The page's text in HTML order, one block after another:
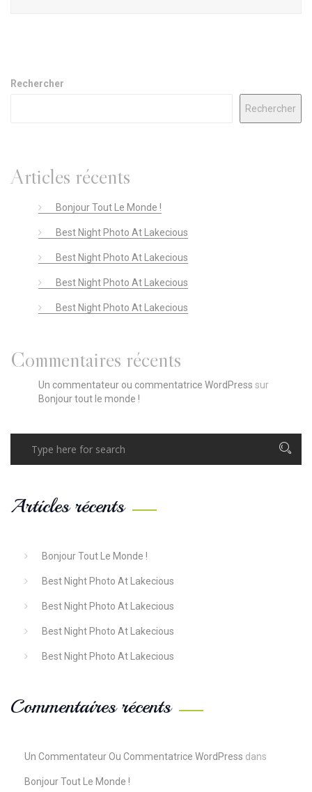
Rechercher
Rechercher
Articles récents
Bonjour Tout Le Monde !
Best Night Photo At Lakecious
Best Night Photo At Lakecious
Best Night Photo At Lakecious
Best Night Photo At Lakecious
Commentaires récents
Un commentateur ou commentatrice WordPress sur
Bonjour tout le monde !
Articles récents
Bonjour Tout Le Monde !
Best Night Photo At Lakecious
Best Night Photo At Lakecious
Best Night Photo At Lakecious
Best Night Photo At Lakecious
Commentaires récents
Un Commentateur Ou Commentatrice WordPress dans
Bonjour Tout Le Monde !